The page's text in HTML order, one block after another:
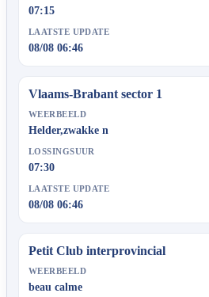
07:15
LAATSTE UPDATE
08/08 06:46
Vlaams-Brabant sector 1
WEERBEELD
Helder,zwakke n
LOSSINGSUUR
07:30
LAATSTE UPDATE
08/08 06:46
Petit Club interprovincial
WEERBEELD
beau calme